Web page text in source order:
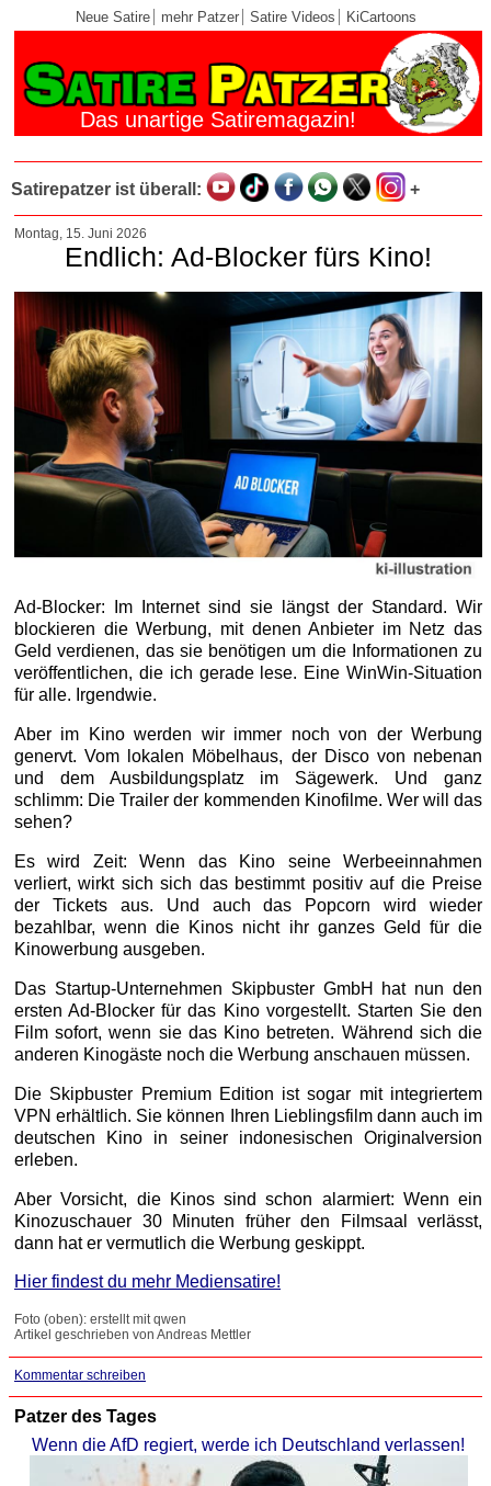
Neue Satire mehr Patzer Satire Videos KiCartoons
Das unartige Satiremagazin!
Satirepatzer ist überall: +
Montag, 15. Juni 2026
Endlich: Ad-Blocker fürs Kino!
Ad-Blocker: Im Internet sind sie längst der Standard. Wir
blockieren die Werbung, mit denen Anbieter im Netz das
Geld verdienen, das sie benötigen um die Informationen zu
veröffentlichen, die ich gerade lese. Eine WinWin-Situation
für alle. Irgendwie.
Aber im Kino werden wir immer noch von der Werbung
genervt. Vom lokalen Möbelhaus, der Disco von nebenan
und dem Ausbildungsplatz im Sägewerk. Und ganz
schlimm: Die Trailer der kommenden Kinofilme. Wer will das
sehen?
Es wird Zeit: Wenn das Kino seine Werbeeinnahmen
verliert, wirkt sich sich das bestimmt positiv auf die Preise
der Tickets aus. Und auch das Popcorn wird wieder
bezahlbar, wenn die Kinos nicht ihr ganzes Geld für die
Kinowerbung ausgeben.
Das Startup-Unternehmen Skipbuster GmbH hat nun den
ersten Ad-Blocker für das Kino vorgestellt. Starten Sie den
Film sofort, wenn sie das Kino betreten. Während sich die
anderen Kinogäste noch die Werbung anschauen müssen.
Die Skipbuster Premium Edition ist sogar mit integriertem
VPN erhältlich. Sie können Ihren Lieblingsfilm dann auch im
deutschen Kino in seiner indonesischen Originalversion
erleben.
Aber Vorsicht, die Kinos sind schon alarmiert: Wenn ein
Kinozuschauer 30 Minuten früher den Filmsaal verlässt,
dann hat er vermutlich die Werbung geskippt.
Hier findest du mehr Mediensatire!
Foto (oben): erstellt mit qwen
Artikel geschrieben von Andreas Mettler
Kommentar schreiben
Patzer des Tages
Wenn die AfD regiert, werde ich Deutschland verlassen!